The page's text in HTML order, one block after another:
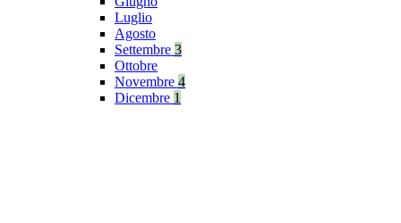
Luglio
Agosto
Settembre 3
Ottobre
Novembre 4
Dicembre 1